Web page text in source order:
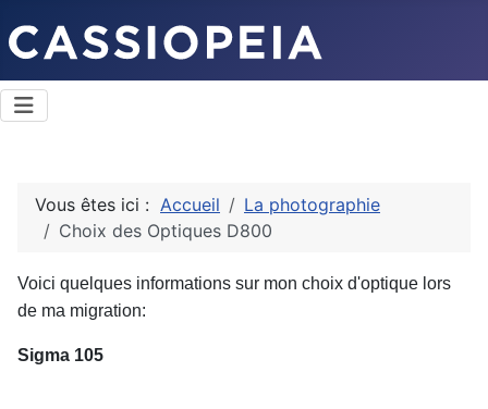
Vous êtes ici : Accueil
La photographie
Choix des Optiques D800
Voici quelques informations sur mon choix d'optique lors
de ma migration:
Sigma 105